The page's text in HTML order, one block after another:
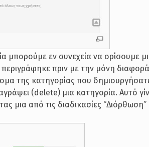
μπορούμε εν συνεχεία να ορίσουμε
περιγράφηκε πριν με την μόνη
της κατηγορίας που
(delete) μια κατηγορία. Αυτό
μια από τις διαδικασίες